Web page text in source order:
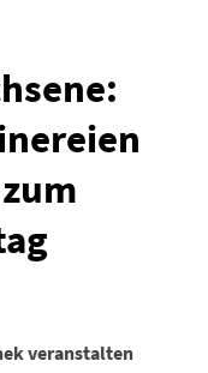
veranstalten